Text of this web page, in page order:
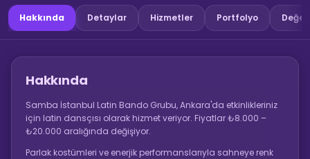
Hakkında Detaylar Hizmetler Portfolyo
Hakkında
Samba İstanbul Latin Bando Grubu, Ankara'da etkinlikleriniz
için latin dansçısı olarak hizmet veriyor. Fiyatlar ₺8.000 –
₺20.000 aralığında değişiyor.
Parlak kostümleri ve enerjik performanslarıyla sahneye renk